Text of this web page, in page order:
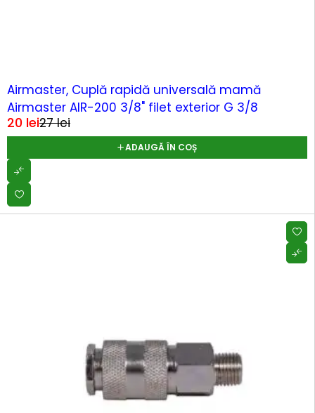
Airmaster, Cuplă rapidă universală mamă
Airmaster AIR-200 3/8" filet exterior G 3/8
27lei
20 lei
ADAUGĂ ÎN COȘ